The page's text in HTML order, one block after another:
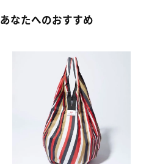
あなたへのおすすめ